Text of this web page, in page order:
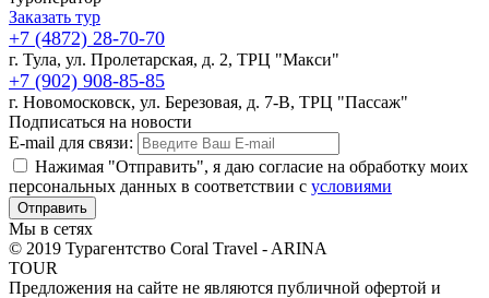
Заказать тур
+7 (4872) 28-70-70
г. Тула, ул. Пролетарская, д. 2, ТРЦ "Макси"
+7 (902) 908-85-85
г. Новомосковск, ул. Березовая, д. 7-В, ТРЦ "Пассаж"
Подписаться на новости
E-mail для связи:
Нажимая "Отправить", я даю согласие на обработку моих
персональных данных в соответствии с условиями
Мы в сетях
© 2019 Турагентство Coral Тravel - ARINA
TOUR
Предложения на сайте не являются публичной офертой и